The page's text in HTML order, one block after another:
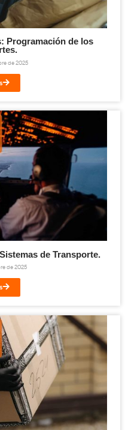
Logística de
de septiembre de 2025
Organización y
de Materiales.
de septiembre de 2025
Leer más